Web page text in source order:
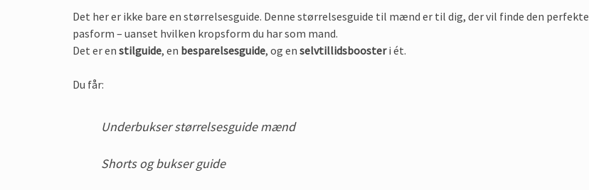
Det her er ikke bare en størrelsesguide. Denne størrelsesguide til mænd er til dig, der vil finde den perfekte
pasform – uanset hvilken kropsform du har som mand.
Det er en stilguide, en besparelsesguide, og en selvtillidsboosteri ét.
Du får:
Underbukser størrelsesguide mænd
Shorts og bukser guide